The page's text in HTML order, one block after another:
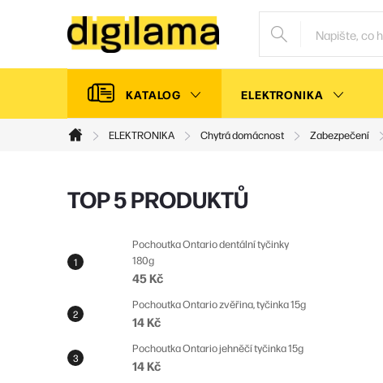
KATALOG ELEKTRONIKA
Domů
ELEKTRONIKA Chytrá domácnost Zabezpečení
P
s
t
r
a
n
TOP 5 PRODUKTŮ
Pochoutka Ontario dentální tyčinky
180g
45 Kč
Pochoutka Ontario zvěřina, tyčinka 15g
14 Kč
Pochoutka Ontario jehněčí tyčinka 15g
14 Kč